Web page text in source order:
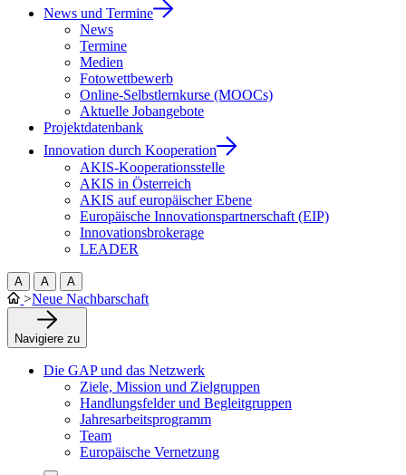
News und Termine
News
Termine
Medien
Fotowettbewerb
Online-Selbstlernkurse (MOOCs)
Aktuelle Jobangebote
Projektdatenbank
Innovation durch Kooperation
AKIS-Kooperationsstelle
AKIS in Österreich
AKIS auf europäischer Ebene
Europäische Innovationspartnerschaft (EIP)
Innovationsbrokerage
LEADER
A A A
>Neue Nachbarschaft
Navigiere zu
Die GAP und das Netzwerk
Ziele, Mission und Zielgruppen
Handlungsfelder und Begleitgruppen
Jahresarbeitsprogramm
Team
Europäische Vernetzung